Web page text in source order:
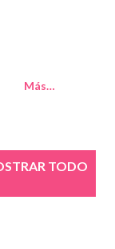
Más…
TODO